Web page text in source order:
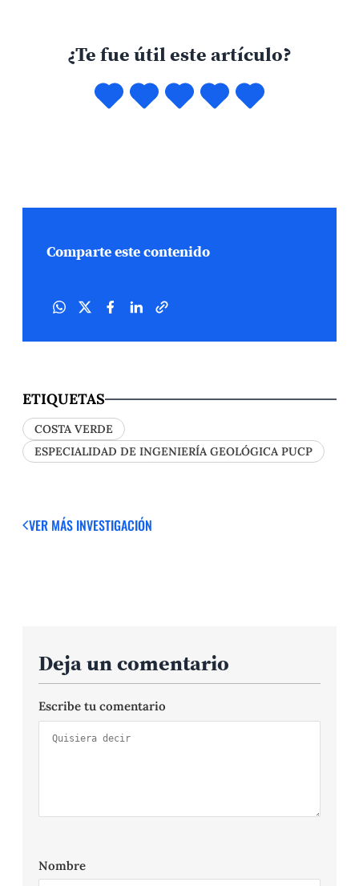
¿Te fue útil este artículo?
Comparte este contenido
ETIQUETAS
COSTA VERDE
ESPECIALIDAD DE INGENIERÍA GEOLÓGICA PUCP
VER MÁS INVESTIGACIÓN
Deja un comentario
Escribe tu comentario
Nombre